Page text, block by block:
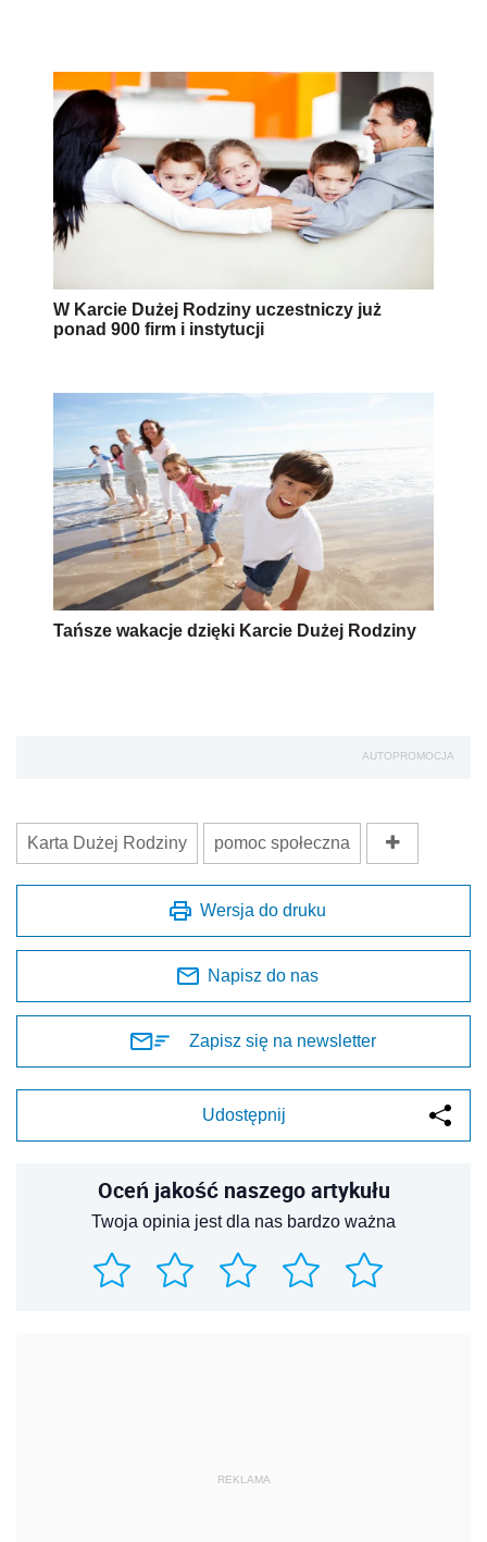
W Karcie Dużej Rodziny uczestniczy już
ponad 900 firm i instytucji
Tańsze wakacje dzięki Karcie Dużej Rodziny
AUTOPROMOCJA
Karta Dużej Rodziny pomoc społeczna
Wersja do druku
Napisz do nas
Zapisz się na newsletter
Udostępnij
Oceń jakość naszego artykułu
Twoja opinia jest dla nas bardzo ważna
REKLAMA